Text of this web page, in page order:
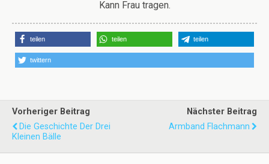
Kann Frau tragen.
teilen teilen teilen
twittern
Vorheriger Beitrag
Die Geschichte Der Drei
Kleinen Bälle
Nächster Beitrag
Armband Flachmann